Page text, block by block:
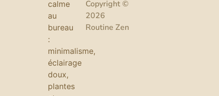
calme
au
bureau
:
minimalisme,
éclairage
doux,
plantes
Copyright ©
2026
Routine Zen